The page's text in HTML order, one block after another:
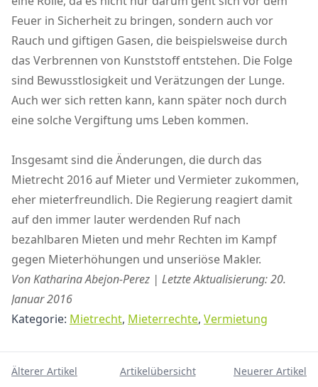
Feuer in Sicherheit zu bringen, sondern auch vor
Rauch und giftigen Gasen, die beispielsweise durch
das Verbrennen von Kunststoff entstehen. Die Folge
sind Bewusstlosigkeit und Verätzungen der Lunge.
Auch wer sich retten kann, kann später noch durch
eine solche Vergiftung ums Leben kommen.
Insgesamt sind die Änderungen, die durch das
Mietrecht 2016 auf Mieter und Vermieter zukommen,
eher mieterfreundlich. Die Regierung reagiert damit
auf den immer lauter werdenden Ruf nach
bezahlbaren Mieten und mehr Rechten im Kampf
gegen Mieterhöhungen und unseriöse Makler.
Von Katharina Abejon-Perez | Letzte Aktualisierung: 20.
Januar 2016
Kategorie: Mietrecht, Mieterrechte, Vermietung
Älterer Artikel Artikelübersicht Neuerer Artikel